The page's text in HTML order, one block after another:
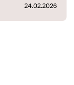
24.02.2026